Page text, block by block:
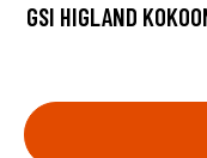
GSI HIGLAND